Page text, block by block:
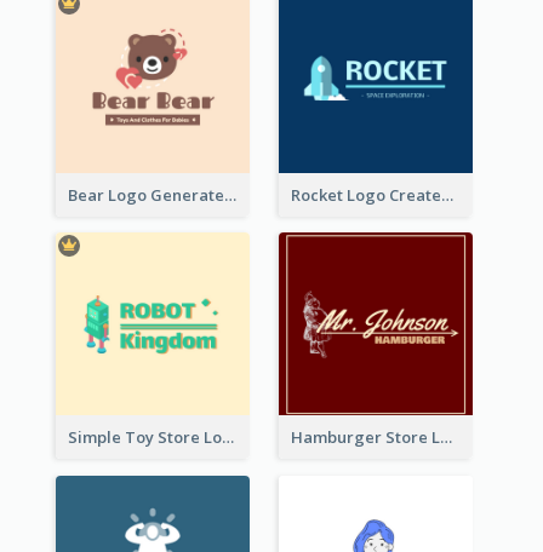
Bear Logo Generated For Store Selling Baby Toys And Clothes Rocket Logo Created For Space Exploration Organization
Simple Toy Store Logo Created With Robot Image Hamburger Store Logo Created With The Illustration Of The Founder